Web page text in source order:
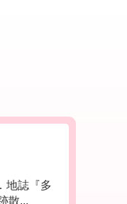
地誌『多
散...